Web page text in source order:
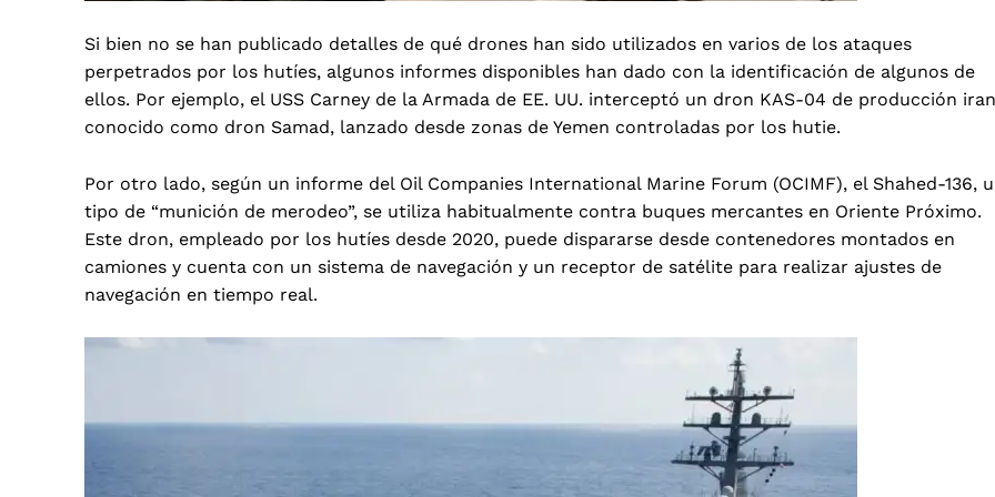
Si bien no se han publicado detalles de qué drones han sido utilizados en varios de los ataques
perpetrados por los hutíes, algunos informes disponibles han dado con la identificación de algunos de
ellos. Por ejemplo, elUSS Carney de la Armada de EE. UU. interceptó un dron KAS-04 de producción
conocido como dron Samad, lanzado desde zonas de Yemen controladas por los hutie.
Por otro lado, según un informe del Oil Companies International Marine Forum (OCIMF), el Shahed-136,
tipo de “munición de merodeo”, se utiliza habitualmente contra buques mercantes en Oriente Próximo.
Este dron, empleado por los hutíes desde 2020, puede dispararse desde contenedores montados en
camiones y cuenta con un sistema de navegación y un receptor de satélite para realizar ajustes de
navegación en tiempo real.